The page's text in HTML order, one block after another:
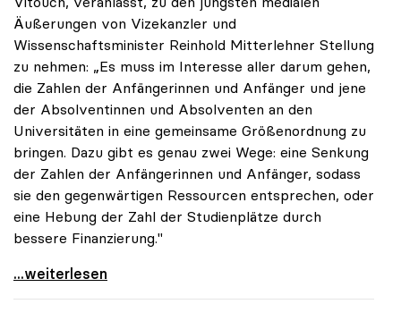
Äußerungen von Vizekanzler und
Wissenschaftsminister Reinhold Mitterlehner Stellung
zu nehmen: „Es muss im Interesse aller darum gehen,
die Zahlen der Anfängerinnen und Anfänger und jene
der Absolventinnen und Absolventen an den
Universitäten in eine gemeinsame Größenordnung zu
bringen. Dazu gibt es genau zwei Wege: eine Senkung
der Zahlen der Anfängerinnen und Anfänger, sodass
sie den gegenwärtigen Ressourcen entsprechen, oder
eine Hebung der Zahl der Studienplätze durch
bessere Finanzierung."
uniko: Entweder Anfängerzahlen senken oder mehr
...weiterlesen